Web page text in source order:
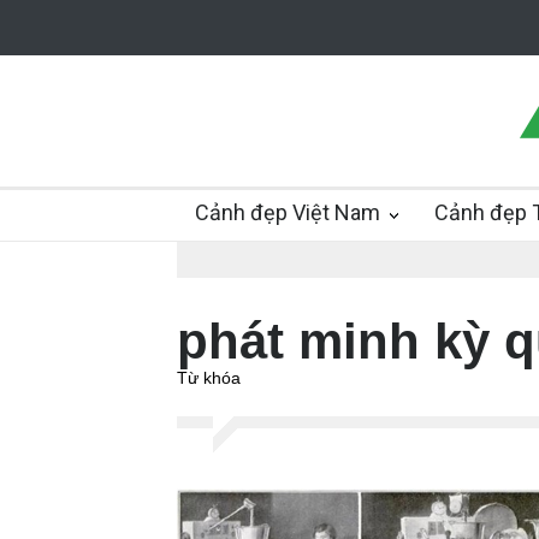
Cảnh đẹp Việt Nam Cảnh đẹp
phát minh kỳ
Từ khóa